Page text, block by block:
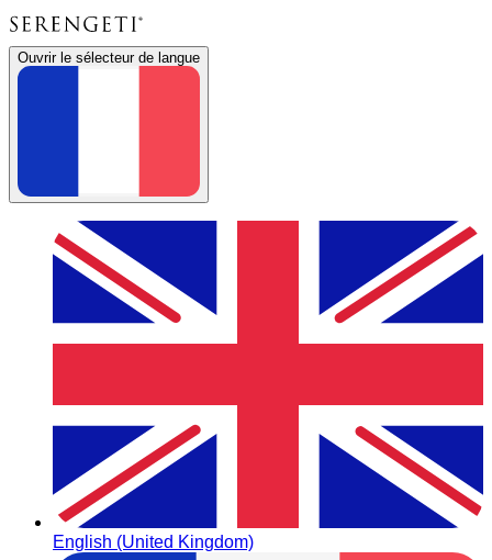
Ouvrir le sélecteur de langue
English (United Kingdom)